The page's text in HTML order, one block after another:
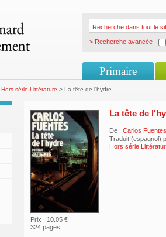
> Recherche avancée
Primaire
Hors série Littérature > La tête de l'hydre
Prix : 10.05 €
324 pages
La tête de
De : Carlos Fuentes
Traduit (espagnol)
Hors série